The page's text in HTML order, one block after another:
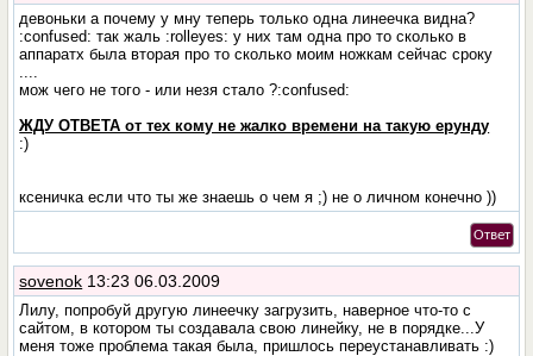
девоньки а почему у мну теперь только одна линеечка видна?
:confused: так жаль :rolleyes: у них там одна про то сколько в
аппаратх была вторая про то сколько моим ножкам сейчас сроку
мож чего не того - или незя стало ?:confused:
ЖДУ ОТВЕТА от тех кому не жалко времени на такую ерунду
:)
ксеничка если что ты же знаешь о чем я ;) не о личном конечно ))
Ответ
sovenok 13:23 06.03.2009
Лилу, попробуй другую линеечку загрузить, наверное что-то с
сайтом, в котором ты создавала свою линейку, не в порядке...У
меня тоже проблема такая была, пришлось переустанавливать :)